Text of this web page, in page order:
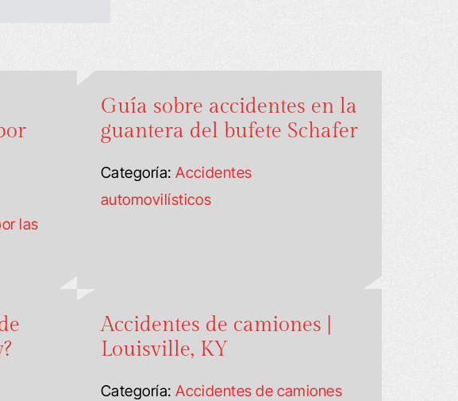
las
Guía sobre accidentes en la
guantera del bufete Schafer
Categoría:Accidentes
automovilísticos
Accidentes de camiones |
Louisville, KY
Categoría:Accidentes de camiones